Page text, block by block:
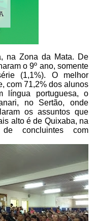
na Zona da Mata. De
o 9º ano, somente
(1,1%). O melhor
com71,2% dos alunos
língua portuguesa, o
no Sertão, onde
os assuntos que
alto é de Quixaba, na
concluintes com